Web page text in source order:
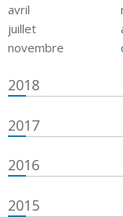
avril
juillet
novembre
2018
2017
2016
2015